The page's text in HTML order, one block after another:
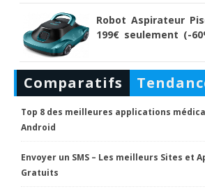
Robot Aspirateur
199€ seulement (-
Comparatifs
Top 8 des meilleures applications
Android
Envoyer un SMS – Les meilleurs Sites et
Gratuits